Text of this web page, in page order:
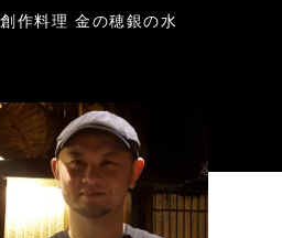
作料理 金の穂銀の水